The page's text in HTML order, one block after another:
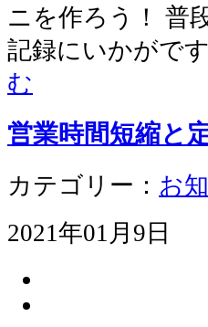
ニを作ろう！ 普
記録にいかがで
む
営業時間短縮と
カテゴリー： お
2021年01月9日